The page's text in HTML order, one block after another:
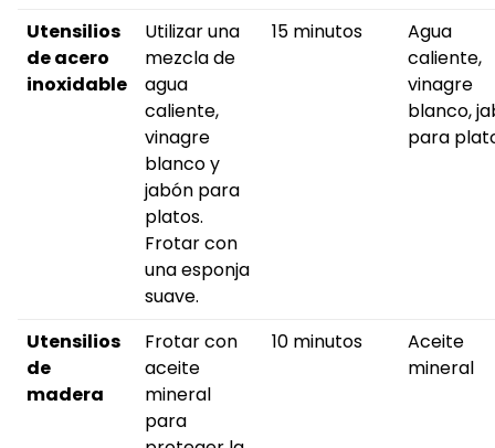
Utensilios
de acero
inoxidable
Utilizar una
mezcla de
agua
caliente,
vinagre
blanco y
jabón para
platos.
Frotar con
una esponja
suave.
15 minutos
Agua
caliente,
vinagre
blanco,
para
Utensilios
de
madera
Frotar con
aceite
mineral
para
10 minutos
Aceite
mineral